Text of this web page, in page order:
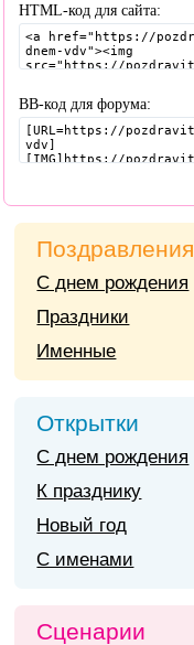
HTML-код для сайта:
BB-код для форума:
Поздравления
С днем рождения
Праздники
Именные
Открытки
С днем рождения
К празднику
Новый год
С именами
Сценарии